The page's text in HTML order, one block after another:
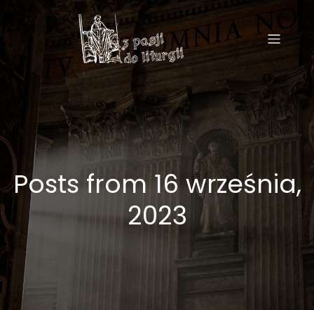
Posts from 16 września,
2023